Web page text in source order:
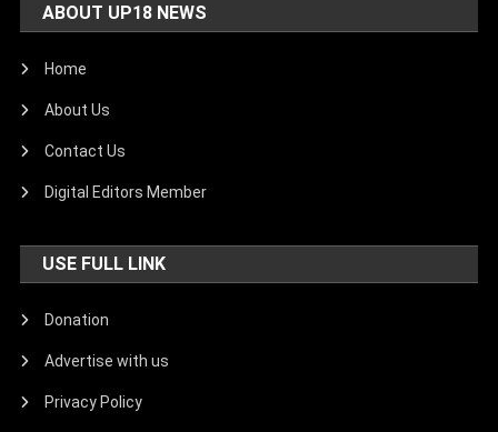
ABOUT UP18 NEWS
Home
About Us
Contact Us
Digital Editors Member
USE FULL LINK
Donation
Advertise with us
Privacy Policy